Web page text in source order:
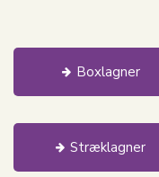
Boxlagner
Stræklagner